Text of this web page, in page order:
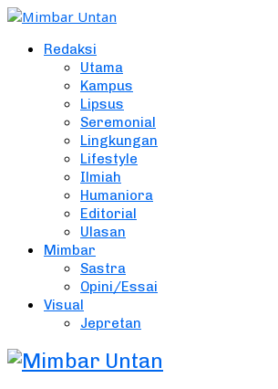
Redaksi
Utama
Kampus
Lipsus
Seremonial
Lingkungan
Lifestyle
Ilmiah
Humaniora
Editorial
Ulasan
Mimbar
Sastra
Opini/Essai
Visual
Jepretan